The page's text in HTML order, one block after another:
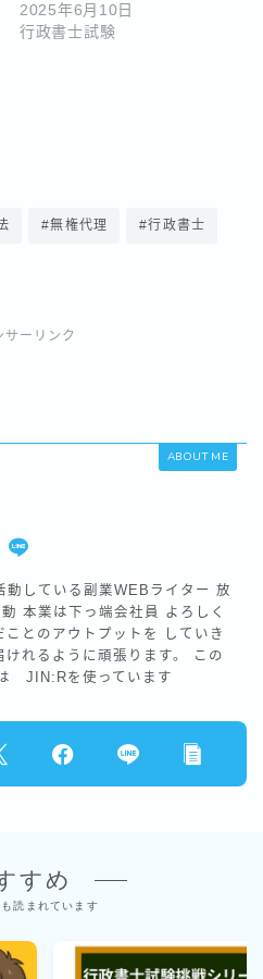
2025年6月10日
行政書士試験
#無権代理 #行政書士
サーリンク
ABOUT ME
動している副業WEBライター 放
本業は下っ端会社員 よろしく
とのアウトプットを していき
れるように頑張ります。 この
JIN:Rを使っています
すめ
読まれています